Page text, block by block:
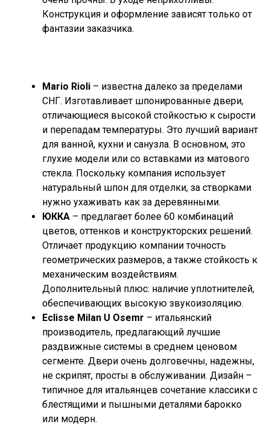
Конструкция и оформление зависят только от
фантазии заказчика.
Mario Rioli – известна далеко за пределами
СНГ. Изготавливает шпонированные двери,
отличающиеся высокой стойкостью к сырости
и перепадам температуры. Это лучший вариант
для ванной, кухни и санузла. В основном, это
глухие модели или со вставками из матового
стекла. Поскольку компания использует
натуральный шпон для отделки, за створками
нужно ухаживать как за деревянными.
ЮККА – предлагает более 60 комбинаций
цветов, оттенков и конструкторских решений.
Отличает продукцию компании точность
геометрических размеров, а также стойкость к
механическим воздействиям.
Дополнительный плюс: наличие уплотнителей,
обеспечивающих высокую звукоизоляцию.
Eclisse Milan U Osemr – итальянский
производитель, предлагающий лучшие
раздвижные системы в среднем ценовом
сегменте. Двери очень долговечны, надежны,
не скрипят, просты в обслуживании. Дизайн –
типичное для итальянцев сочетание классики с
блестящими и пышными деталями барокко
или модерн.